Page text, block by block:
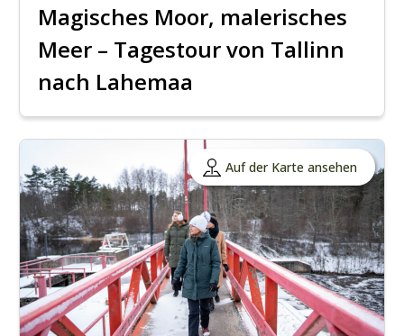
Magisches Moor, malerisches
Meer – Tagestour von Tallinn
nach Lahemaa
Auf der Karte ansehen